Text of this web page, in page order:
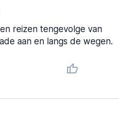
reizen tengevolge van
aan en langs de wegen.